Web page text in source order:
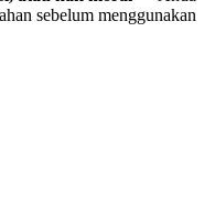
sebelum menggunakan